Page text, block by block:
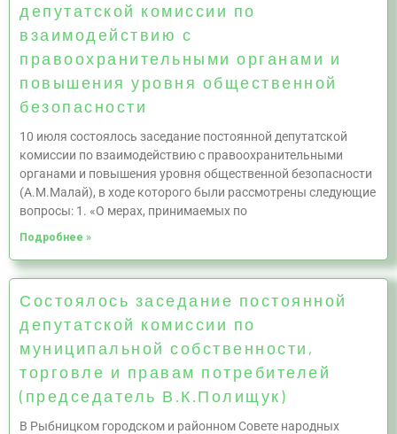
депутатской комиссии по
взаимодействию с
правоохранительными органами и
повышения уровня общественной
безопасности
10 июля состоялось заседание постоянной депутатской
комиссии по взаимодействию с правоохранительными
органами и повышения уровня общественной безопасности
(А.М.Малай), в ходе которого были рассмотрены следующие
вопросы: 1. «О мерах, принимаемых по
Подробнее »
Состоялось заседание постоянной
депутатской комиссии по
муниципальной собственности,
торговле и правам потребителей
(председатель В.К.Полищук)
В Рыбницком городском и районном Совете народных